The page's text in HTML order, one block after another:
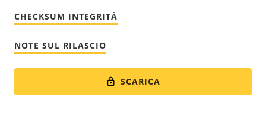
CHECKSUM INTEGRITÀ
NOTE SUL RILASCIO
SCARICA